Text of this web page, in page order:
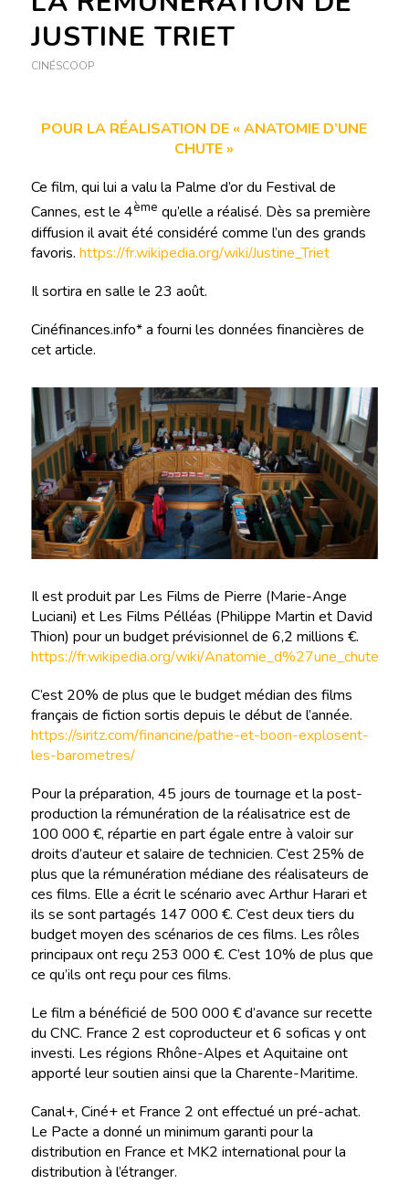
JUSTINE TRIET
CINÉSCOOP
POUR LA RÉALISATION DE « ANATOMIE D’UNE
CHUTE »
Ce film, qui lui a valu la Palme d’or du Festival de
Cannes, est le 4ème qu’elle a réalisé. Dès sa première
diffusion il avait été considéré comme l’un des grands
favoris. https://fr.wikipedia.org/wiki/Justine_Triet
Il sortira en salle le 23 août.
Cinéfinances.info* a fourni les données financières de
cet article.
Il est produit par Les Films de Pierre (Marie-Ange
Luciani) et Les Films Pélléas (Philippe Martin et David
Thion) pour un budget prévisionnel de 6,2 millions €.
https://fr.wikipedia.org/wiki/Anatomie_d%27une_chute
C’est 20% de plus que le budget médian des films
français de fiction sortis depuis le début de l’année.
https://siritz.com/financine/pathe-et-boon-explosent-
les-barometres/
Pour la préparation, 45 jours de tournage et la post-
production la rémunération de la réalisatrice est de
100 000 €, répartie en part égale entre à valoir sur
droits d’auteur et salaire de technicien. C’est 25% de
plus que la rémunération médiane des réalisateurs de
ces films. Elle a écrit le scénario avec Arthur Harari et
ils se sont partagés 147 000 €. C’est deux tiers du
budget moyen des scénarios de ces films. Les rôles
principaux ont reçu 253 000 €. C’est 10% de plus que
ce qu’ils ont reçu pour ces films.
Le film a bénéficié de 500 000 € d’avance sur recette
du CNC. France 2 est coproducteur et 6 soficas y ont
investi. Les régions Rhône-Alpes et Aquitaine ont
apporté leur soutien ainsi que la Charente-Maritime.
Canal+, Ciné+ et France 2 ont effectué un pré-achat.
Le Pacte a donné un minimum garanti pour la
distribution en France et MK2 international pour la
distribution à l’étranger.